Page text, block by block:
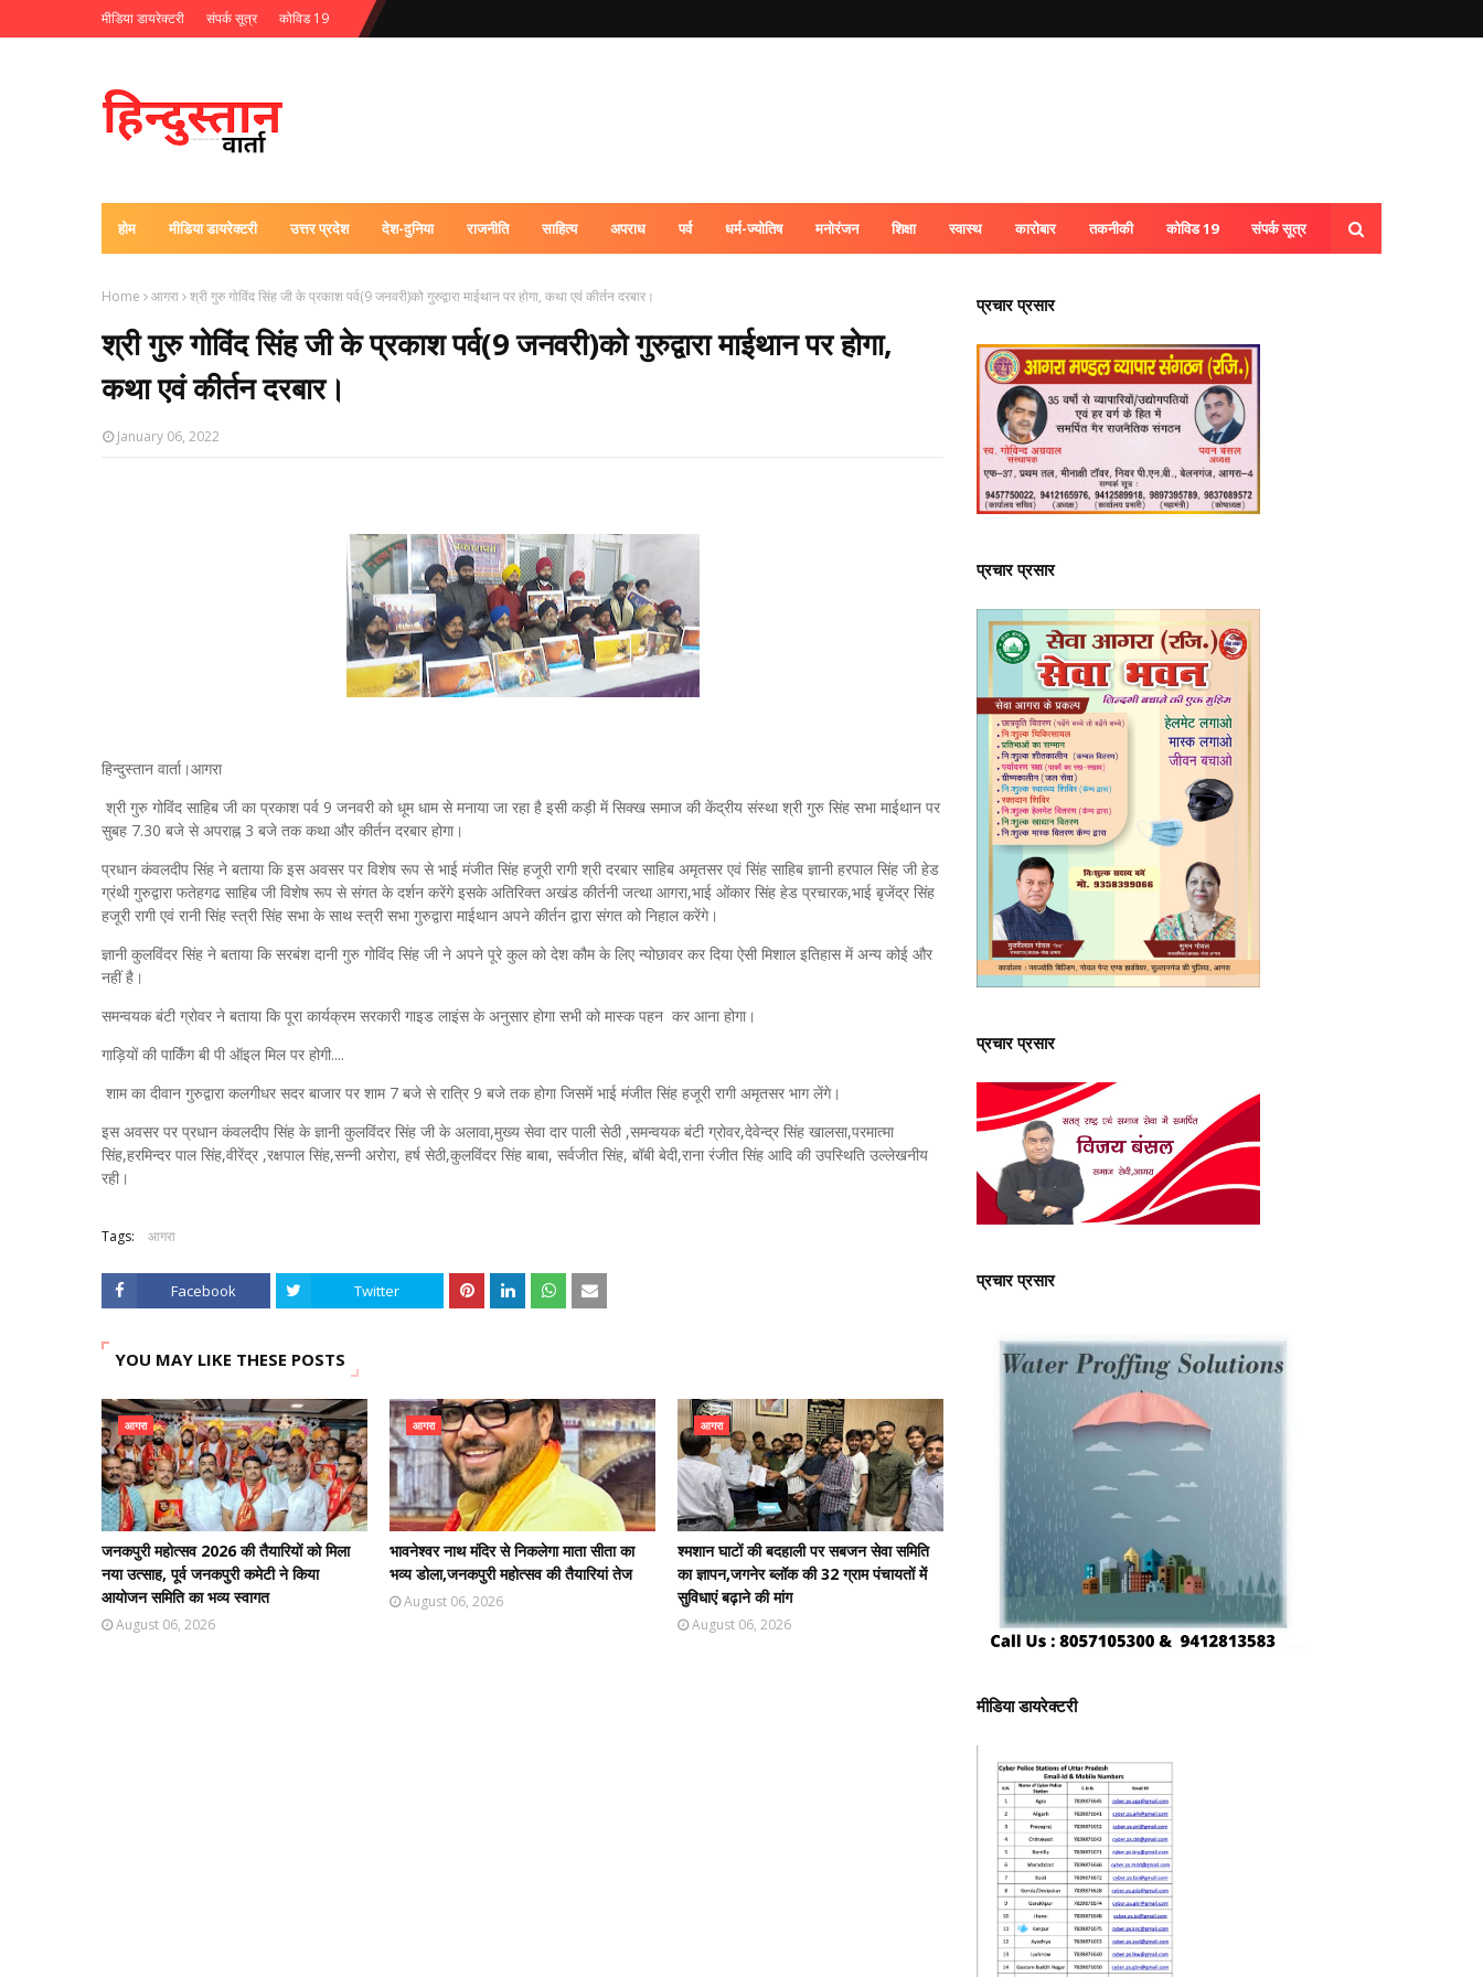
मीडिया डायरेक्टरी संपर्क सूत्र कोविड 19
होम मीडिया डायरेक्टरी उत्तर प्रदेश देश-दुनिया राजनीति साहित्य अपराध पर्व धर्म-ज्योतिष मनोरंजन शिक्षा स्वास्थ कारोबार तकनीकी कोविड 19 संपर्क सूत्र
Home आगरा श्री गुरु गोविंद सिंह जी के प्रकाश पर्व(9 जनवरी)को गुरुद्वारा माईथान पर होगा, कथा एवं कीर्तन दरबार।
श्री गुरु गोविंद सिंह जी के प्रकाश पर्व(9 जनवरी)को गुरुद्वारा माईथान पर होगा,
कथा एवं कीर्तन दरबार।
January 06, 2022
हिन्दुस्तान वार्ता।आगरा
श्री गुरु गोविंद साहिब जी का प्रकाश पर्व 9 जनवरी को धूम धाम से मनाया जा रहा है इसी कड़ी में सिक्ख समाज की केंद्रीय संस्था श्री गुरु सिंह सभा माईथान पर
सुबह 7.30 बजे से अपराह्न 3 बजे तक कथा और कीर्तन दरबार होगा।
प्रधान कंवलदीप सिंह ने बताया कि इस अवसर पर विशेष रूप से भाई मंजीत सिंह हजूरी रागी श्री दरबार साहिब अमृतसर एवं सिंह साहिब ज्ञानी हरपाल सिंह जी हेड
ग्रंथी गुरुद्वारा फतेहगढ साहिब जी विशेष रूप से संगत के दर्शन करेंगे इसके अतिरिक्त अखंड कीर्तनी जत्था आगरा,भाई ओंकार सिंह हेड प्रचारक,भाई बृजेंद्र सिंह
हजूरी रागी एवं रानी सिंह स्त्री सिंह सभा के साथ स्त्री सभा गुरुद्वारा माईथान अपने कीर्तन द्वारा संगत को निहाल करेंगे।
ज्ञानी कुलविंदर सिंह ने बताया कि सरबंश दानी गुरु गोविंद सिंह जी ने अपने पूरे कुल को देश कौम के लिए न्योछावर कर दिया ऐसी मिशाल इतिहास में अन्य कोई और
नहीं है।
समन्वयक बंटी ग्रोवर ने बताया कि पूरा कार्यक्रम सरकारी गाइड लाइंस के अनुसार होगा सभी को मास्क पहन कर आना होगा।
गाड़ियों की पार्किंग बी पी ऑइल मिल पर होगी....
शाम का दीवान गुरुद्वारा कलगीधर सदर बाजार पर शाम 7 बजे से रात्रि 9 बजे तक होगा जिसमें भाई मंजीत सिंह हजूरी रागी अमृतसर भाग लेंगे।
इस अवसर पर प्रधान कंवलदीप सिंह के ज्ञानी कुलविंदर सिंह जी के अलावा,मुख्य सेवा दार पाली सेठी ,समन्वयक बंटी ग्रोवर,देवेन्द्र सिंह खालसा,परमात्मा
सिंह,हरमिन्दर पाल सिंह,वीरेंद्र ,रक्षपाल सिंह,सन्नी अरोरा, हर्ष सेठी,कुलविंदर सिंह बाबा, सर्वजीत सिंह, बॉबी बेदी,राना रंजीत सिंह आदि की उपस्थिति उल्लेखनीय
रही।
Tags: आगरा
Facebook Twitter
YOU MAY LIKE THESE POSTS
आगरा
जनकपुरी महोत्सव 2026 की तैयारियों को मिला
नया उत्साह, पूर्व जनकपुरी कमेटी ने किया
आयोजन समिति का भव्य स्वागत
August 06, 2026
आगरा
भावनेश्वर नाथ मंदिर से निकलेगा माता सीता का
भव्य डोला,जनकपुरी महोत्सव की तैयारियां तेज
August 06, 2026
आगरा
श्मशान घाटों की बदहाली पर सबजन सेवा समिति
का ज्ञापन,जगनेर ब्लॉक की 32 ग्राम पंचायतों में
सुविधाएं बढ़ाने की मांग
August 06, 2026
प्रचार प्रसार
प्रचार प्रसार
प्रचार प्रसार
प्रचार प्रसार
मीडिया डायरेक्टरी